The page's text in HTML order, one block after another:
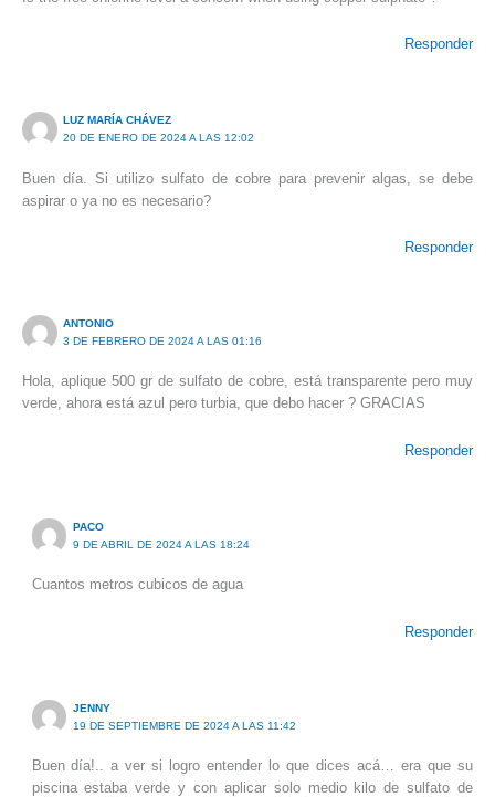
Responder
LUZ MARÍA CHÁVEZ
20 DE ENERO DE 2024 A LAS 12:02
Buen día. Si utilizo sulfato de cobre para prevenir algas, se debe
aspirar o ya no es necesario?
Responder
ANTONIO
3 DE FEBRERO DE 2024 A LAS 01:16
Hola, aplique 500 gr de sulfato de cobre, está transparente pero muy
verde, ahora está azul pero turbia, que debo hacer ? GRACIAS
Responder
PACO
9 DE ABRIL DE 2024 A LAS 18:24
Cuantos metros cubicos de agua
Responder
JENNY
19 DE SEPTIEMBRE DE 2024 A LAS 11:42
Buen día!.. a ver si logro entender lo que dices acá… era que su
piscina estaba verde y con aplicar solo medio kilo de sulfato de